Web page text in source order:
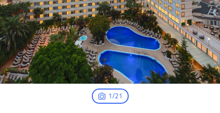
1/21